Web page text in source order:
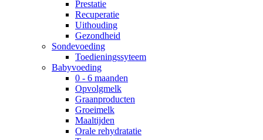
Prestatie
Recuperatie
Uithouding
Gezondheid
Sondevoeding
Toedieningssyteem
Babyvoeding
0 - 6 maanden
Opvolgmelk
Graanproducten
Groeimelk
Maaltijden
Orale rehydratatie